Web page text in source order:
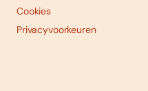
Cookies
Privacyvoorkeuren